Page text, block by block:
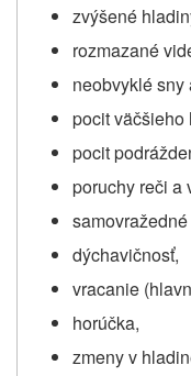
zvýšené
rozmazané
neobvyklé sny
pocit väčšieho
pocit
poruchy reči a
dýchavičnosť,
vracanie
horúčka,
zmeny v